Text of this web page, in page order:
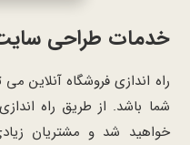
خدمات طراحی
راه اندازی فروشگاه آنلاین
شما باشد. از طریق راه
خواهید شد و مشتریان